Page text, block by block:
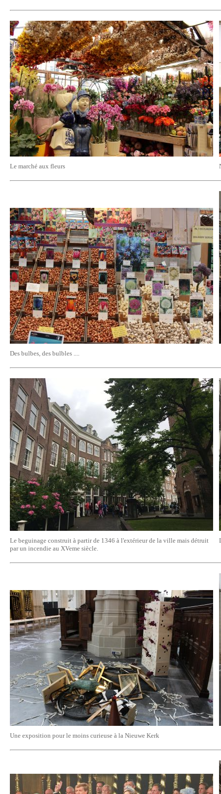
Le marché aux fleurs
Des bulbes, des bulbles ....
Le beguinage construit à partir de 1346 à l'extérieur de la ville mais détruit
par un incendie au XVeme siècle.
Une exposition pour le moins curieuse à la Nieuwe Kerk